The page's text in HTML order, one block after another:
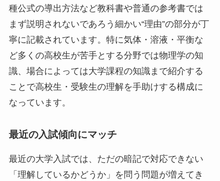
種公式の導出方法など教科書や普通の参考書では
まず説明されないであろう細かい“理由”の部分が丁
寧に記載されています。特に気体・溶液・平衡な
ど多くの高校生が苦手とする分野では物理学の知
識、場合によっては大学課程の知識まで紹介する
ことで高校生・受験生の理解を手助けする構成に
なっています。
最近の入試傾向にマッチ
最近の大学入試では、ただの暗記で対応できない
「理解しているかどうか」を問う問題が増えてき